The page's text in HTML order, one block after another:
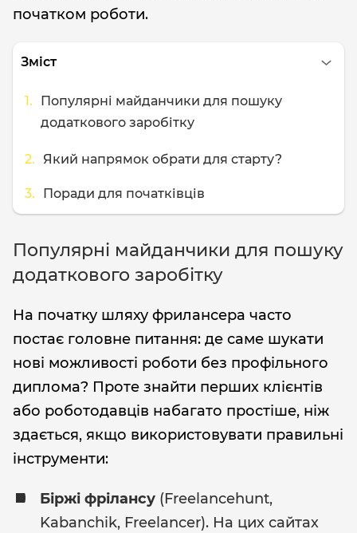
початком роботи.
Зміст
Популярні майданчики для пошуку
додаткового заробітку
Який напрямок обрати для старту?
Поради для початківців
Популярні майданчики для пошуку
додаткового заробітку
На початку шляху фрилансера часто
постає головне питання: де саме шукати
нові можливості роботи без профільного
диплома? Проте знайти перших клієнтів
або роботодавців набагато простіше, ніж
здається, якщо використовувати правильні
інструменти:
Біржі фрілансу (Freelancehunt,
Kabanchik, Freelancer). На цих сайтах